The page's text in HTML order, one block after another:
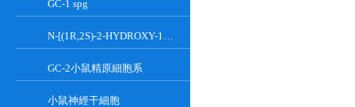
GC-1 spg
N-[(1R,2S)-2-HYDROXY-1-HYDROXYMETHYL-2-(2-TRIDECYL-1-CYCLOPROPENYL)ETHYL]OCT;GT-11
GC-2小鼠精原細胞系
小鼠神經干細胞